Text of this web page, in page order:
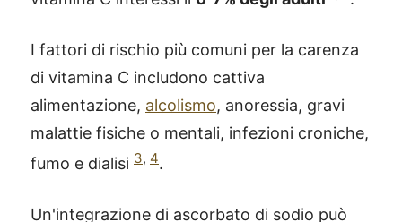
I fattori di rischio più comuni per la carenza
di vitamina C includono cattiva
alimentazione, alcolismo, anoressia, gravi
malattie fisiche o mentali, infezioni croniche,
fumo e dialisi 3, 4.
Un'integrazione di ascorbato di sodio può